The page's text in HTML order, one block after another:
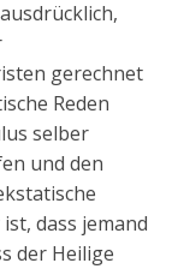
gerechnet
Reden
selber
und den
dass jemand
der Heilige